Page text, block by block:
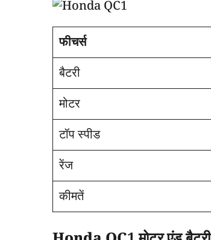
फीचर्स
बैटरी
मोटर
टॉप स्पीड
रेंज
कीमतें